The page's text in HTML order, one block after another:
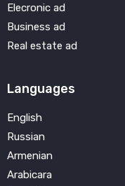
Elecronic ad
Business ad
Real estate ad
Languages
English
Russian
Armenian
Arabicara